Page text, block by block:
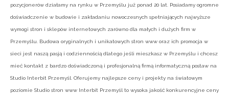
pozycjonerów działamy na rynku w Przemyślu już ponad 20 lat. Posiadamy ogromne
doświadczenie w budowie i zakładaniu nowoczesnych spełniających najwyższe
wymogi stron i sklepów internetowych zarówno dla małych i dużych firm w
Przemyślu. Budowa oryginalnych i unikatowych stron www oraz ich promocja w
sieci jest naszą pasją i codziennością dlatego jeśli mieszkasz w Przemyślu i chcesz
mieć kontakt z bardzo doświadczoną i profesjonalną firmą informatyczną postaw na
Studio Interbit Przemyśl. Oferujemy najlepsze ceny i projekty na światowym
poziomie Studio stron www Interbit Przemyśl to wysoka jakość konkurencyjne ceny